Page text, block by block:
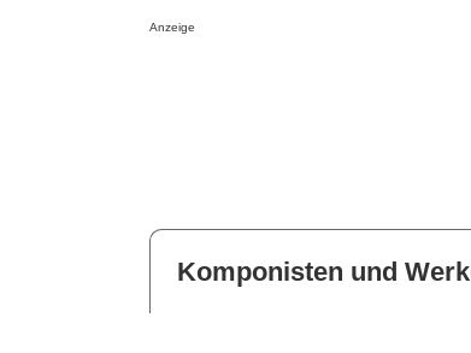
Anzeige
Komponisten und